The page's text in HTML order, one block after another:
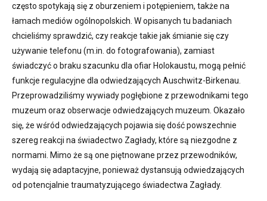
często spotykają się z oburzeniem i potępieniem, także na
łamach mediów ogólnopolskich. W opisanych tu badaniach
chcieliśmy sprawdzić, czy reakcje takie jak śmianie się czy
używanie telefonu (m.in. do fotografowania), zamiast
świadczyć o braku szacunku dla ofiar Holokaustu, mogą pełnić
funkcje regulacyjne dla odwiedzających Auschwitz-Birkenau.
Przeprowadziliśmy wywiady pogłębione z przewodnikami tego
muzeum oraz obserwacje odwiedzających muzeum. Okazało
się, że wśród odwiedzających pojawia się dość powszechnie
szereg reakcji na świadectwo Zagłady, które są niezgodne z
normami. Mimo że są one piętnowane przez przewodników,
wydają się adaptacyjne, ponieważ dystansują odwiedzających
od potencjalnie traumatyzującego świadectwa Zagłady.